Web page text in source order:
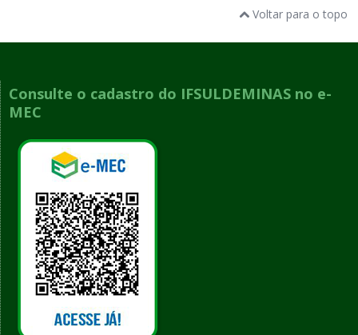
Voltar para o topo
Consulte o cadastro do IFSULDEMINAS no e-
MEC